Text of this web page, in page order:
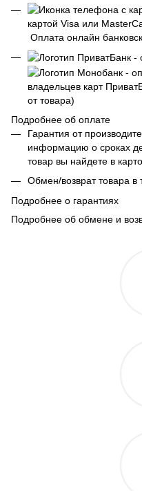
Оплата онлайн
владельцев карт
от товара)
Подробнее об оплате
Гарантия от
информацию о сроках
товар вы найдете в
Обмен/возврат товара в
Подробнее о гарантиях
Подробнее об обмене и